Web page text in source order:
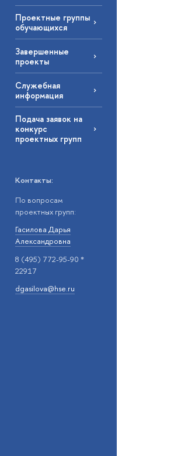
Проектные группы
обучающихся
Завершенные
проекты
Служебная
информация
Подача заявок на
конкурс
проектных групп
Контакты:
По вопросам
проектных групп:
Гасилова Дарья
Александровна
8 (495) 772-95-90 *
22917
dgasilova@hse.ru